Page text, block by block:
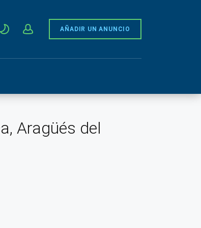
AÑADIR UN ANUNCIO
Aragüés del